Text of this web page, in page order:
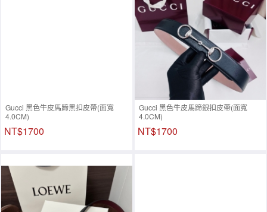
Gucci 黑色牛皮馬蹄黑扣皮帶(面寬
4.0CM)
NT$1700
Gucci 黑色牛皮馬蹄銀扣皮帶(面寬
4.0CM)
NT$1700